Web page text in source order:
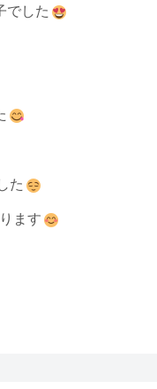
でした
た
ます